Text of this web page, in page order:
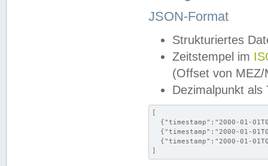
JSON-Format
Strukturiertes
Zeitstempel im
(Offset von MEZ/
Dezimalpunkt als
[
{"timestamp":"2000-01-
{"timestamp":"2000-01-
{"timestamp":"2000-01-
]